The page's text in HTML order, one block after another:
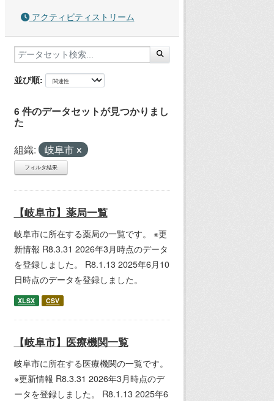
アクティビティストリーム
並び順
6 件のデータセットが見つかりまし
た
組織: 岐阜市
フィルタ結果
【岐阜市】薬局一覧
岐阜市に所在する薬局の一覧です。 ※更
新情報 R8.3.31 2026年3月時点のデータ
を登録しました。 R8.1.13 2025年6月10
日時点のデータを登録しました。
XLSX CSV
【岐阜市】医療機関一覧
岐阜市に所在する医療機関の一覧です。
※更新情報 R8.3.31 2026年3月時点のデ
ータを登録しました。 R8.1.13 2025年6